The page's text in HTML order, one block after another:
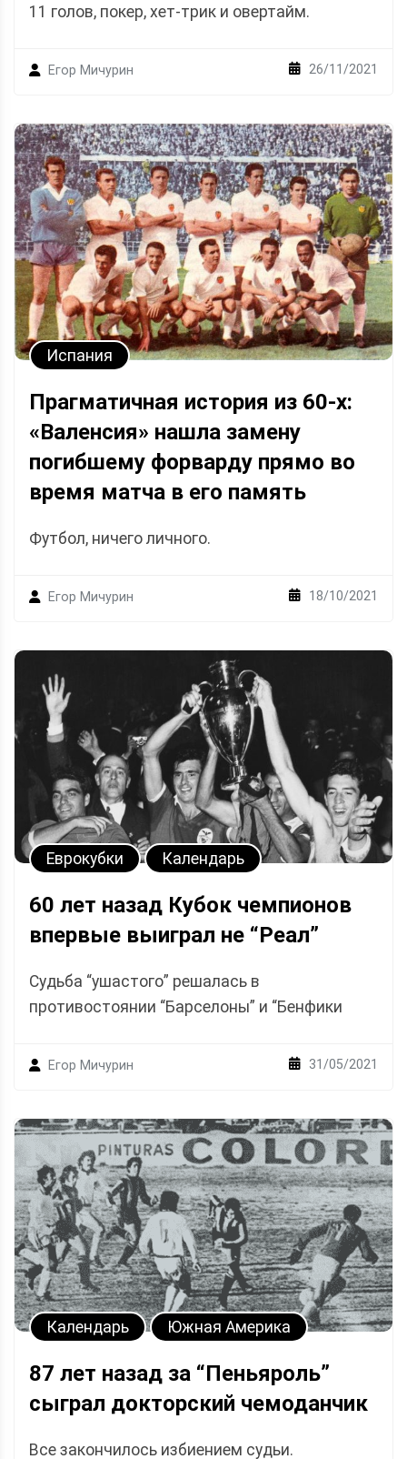
11 голов, покер, хет-трик и овертайм.
Егор Мичурин 26/11/2021
Испания
Прагматичная история из 60-х:
«Валенсия» нашла замену
погибшему форварду прямо во
время матча в его память
Футбол, ничего личного.
Егор Мичурин 18/10/2021
Еврокубки Календарь
60 лет назад Кубок чемпионов
впервые выиграл не “Реал”
Судьба “ушастого” решалась в
противостоянии “Барселоны” и “Бенфики
Егор Мичурин 31/05/2021
Календарь Южная Америка
87 лет назад за “Пеньяроль”
сыграл докторский чемоданчик
Все закончилось избиением судьи.